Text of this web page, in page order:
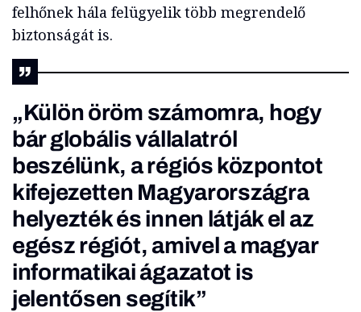
felhőnek hála felügyelik több megrendelő
biztonságát is.
„Külön öröm számomra, hogy
bár globális vállalatról
beszélünk, a régiós központot
kifejezetten Magyarországra
helyezték és innen látják el az
egész régiót, amivel a magyar
informatikai ágazatot is
jelentősen segítik”